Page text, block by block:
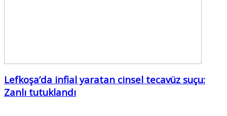
Lefkoşa’da infial yaratan cinsel tecavüz suçu:
Zanlı tutuklandı